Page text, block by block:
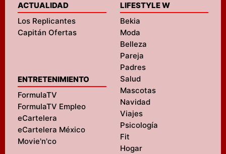
ACTUALIDAD
Los Replicantes
Capitán Ofertas
ENTRETENIMIENTO
FormulaTV
FormulaTV Empleo
eCartelera
eCartelera México
Movie'n'co
LIFESTYLE W
Bekia
Moda
Belleza
Pareja
Padres
Salud
Mascotas
Navidad
Viajes
Psicología
Fit
Hogar